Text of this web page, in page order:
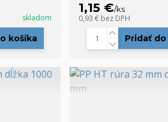
skladom
košíka
1,15 €/ks
0,93 € bez DPH
Pridať